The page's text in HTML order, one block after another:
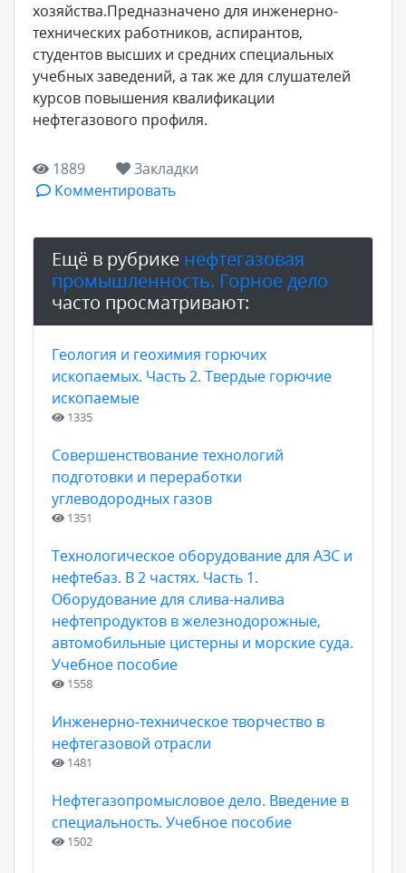
хозяйства.Предназначено для инженерно-
технических работников, аспирантов,
студентов высших и средних специальных
учебных заведений, а так же для слушателей
курсов повышения квалификации
нефтегазового профиля.
1889
Закладки
Комментировать
Ещё в рубрике нефтегазовая
промышленность. Горное дело
часто просматривают:
Геология и геохимия горючих
ископаемых. Часть 2. Твердые горючие
ископаемые
1335
Совершенствование технологий
подготовки и переработки
углеводородных газов
1351
Технологическое оборудование для АЗС и
нефтебаз. В 2 частях. Часть 1.
Оборудование для слива-налива
нефтепродуктов в железнодорожные,
автомобильные цистерны и морские суда.
Учебное пособие
1558
Инженерно-техническое творчество в
нефтегазовой отрасли
1481
Нефтегазопромысловое дело. Введение в
специальность. Учебное пособие
1502